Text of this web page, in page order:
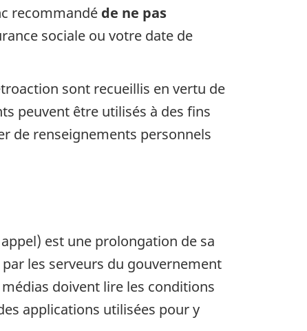
recommandé de ne pas
sociale ou votre date de
sont recueillis en vertu de
peuvent être utilisés à des fins
de renseignements personnels
est une prolongation de sa
les serveurs du gouvernement
doivent lire les conditions
applications utilisées pour y